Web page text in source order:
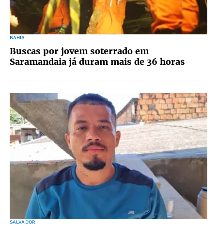
BAHIA
Buscas por jovem soterrado em
Saramandaia já duram mais de 36 horas
SALVADOR